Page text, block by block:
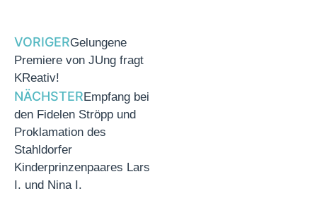
VORIGERGelungene
Premiere von JUng fragt
KReativ!
NÄCHSTER Empfang bei
den Fidelen Ströpp und
Proklamation des
Stahldorfer
Kinderprinzenpaares Lars
I. und Nina I.